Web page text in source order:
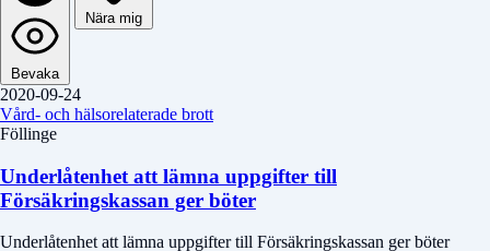
Bevaka
Nära mig
2020-09-24
Vård- och hälsorelaterade brott
Föllinge
Underlåtenhet att lämna uppgifter till
Försäkringskassan ger böter
Underlåtenhet att lämna uppgifter till Försäkringskassan ger böter